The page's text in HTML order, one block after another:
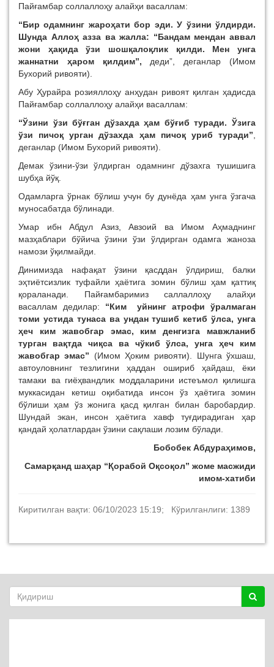
Пайғамбар соллаллоҳу алайҳи васаллам:
“Бир одамнинг жароҳати бор эди. У ўзини ўлдирди.
Шунда Аллоҳ азза ва жалла: “Бандам мендан аввал
жони ҳақида ўзи шошқалоқлик қилди. Мен унга
жаннатни ҳаром қилдим”, деди”, деганлар (Имом
Бухорий ривояти).
Абу Ҳурайра розияллоҳу анҳудан ривоят қилган ҳадисда
Пайғамбар соллаллоҳу алайҳи васаллам:
“Ўзини ўзи бўғган дўзахда ҳам бўғиб туради. Ўзига
ўзи пичоқ урган дўзахда ҳам пичоқ уриб туради”
деганлар (Имом Бухорий ривояти).
Демак ўзини-ўзи ўлдирган одамнинг дўзахга тушишига
шубҳа йўқ.
Одамларга ўрнак бўлиш учун бу дунёда ҳам унга ўзгача
муносабатда бўлинади.
Умар ибн Абдул Азиз, Авзоий ва Имом Аҳмаднинг
мазҳаблари бўйича ўзини ўзи ўлдирган одамга жаноза
намози ўқилмайди.
Динимизда нафақат ўзини қасддан ўлдириш, балки
эҳтиётсизлик туфайли ҳаётига зомин бўлиш ҳам қаттиқ
қораланади. Пайғамбаримиз саллаллоҳу алайҳи
васаллам дедилар: “Ким уйнинг атрофи ўралмаган
томи устида тунаса ва ундан тушиб кетиб ўлса, унга
ҳеч ким жавобгар эмас, ким денгизга мавжланиб
турган вақтда чиқса ва чўкиб ўлса, унга ҳеч ким
жавобгар эмас” (Имом Ҳоким ривояти). Шунга ўхшаш,
автоуловнинг тезлигини ҳаддан ошириб ҳайдаш, ёки
тамаки ва гиёҳвандлик моддаларини истеъмол қилишга
муккасидан кетиш оқибатида инсон ўз ҳаётига зомин
бўлиши ҳам ўз жонига қасд қилган билан баробардир.
Шундай экан, инсон ҳаётига хавф туғдирадиган ҳар
қандай ҳолатлардан ўзини сақлаши лозим бўлади.
Бобобек Абдураҳимов,
Самарқанд шаҳар “Қорабой Оқсоқол” жоме масжиди
имом-хатиби
Киритилган вақти: 06/10/2023 15:19; Кўрилганлиги: 1389